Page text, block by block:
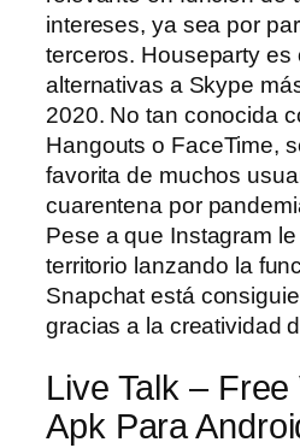
intereses, ya sea por
terceros. Houseparty es
alternativas a Skype
2020. No tan conocida
Hangouts o FaceTime,
favorita de muchos
cuarentena por
Pese a que Instagram
territorio lanzando la
Snapchat está
gracias a la creatividad
Live Talk –
Apk Para